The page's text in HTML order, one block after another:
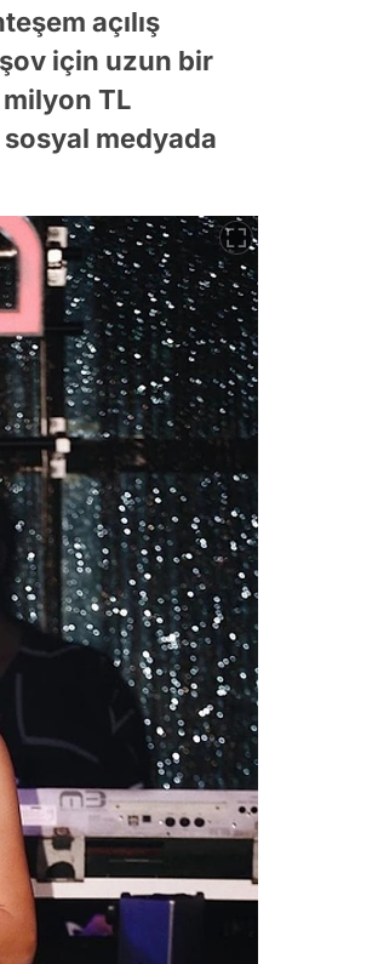
açılış
için uzun bir
milyon TL
medyada